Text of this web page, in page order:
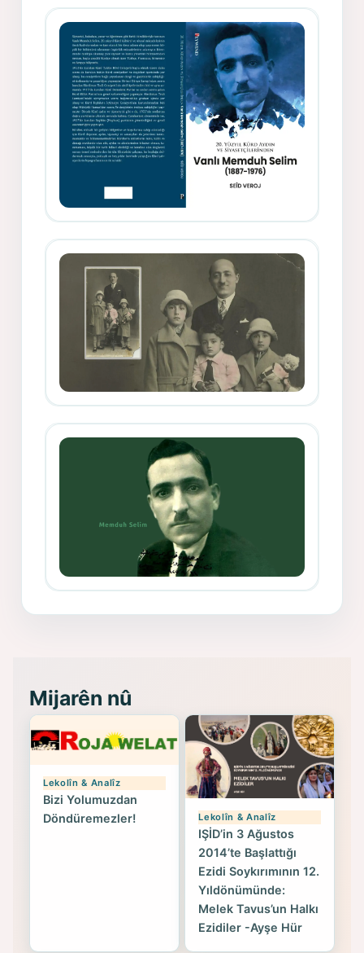
(Hoybun)’un Kuruluş Çalışmaları- 8
Mijarên nû
Lekolîn & Analîz
Bizi Yolumuzdan
Döndüremezler!
Lekolîn & Analîz
IŞİD’in 3 Ağustos
2014’te Başlattığı
Ezidi Soykırımının 12.
Yıldönümünde:
Melek Tavus’un Halkı
Ezidiler -Ayşe Hür